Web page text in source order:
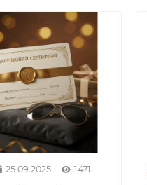
25.09.2025 1471